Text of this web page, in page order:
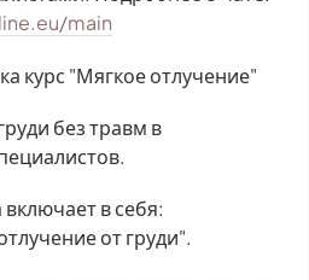
main
курс "Мягкое отлучение"
без травм в
в себя:
от груди".